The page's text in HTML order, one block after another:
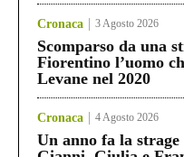
Cronaca 3 Agosto 2026
Scomparso da una
Fiorentino l’uomo
Levane nel 2020
Cronaca 4 Agosto 2026
Un anno fa la